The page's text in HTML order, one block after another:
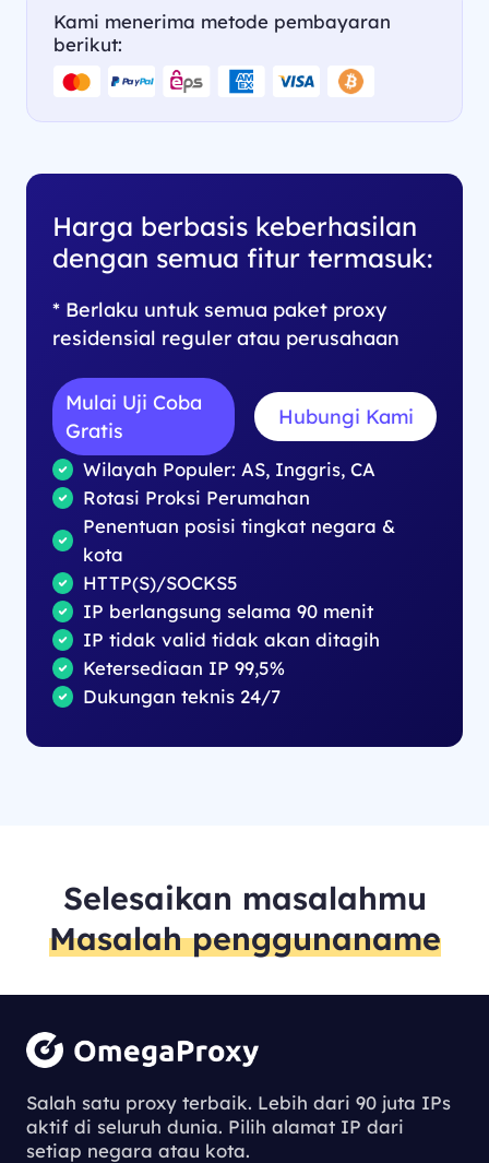
Kami menerima metode pembayaran
berikut:
Harga berbasis keberhasilan
dengan semua fitur termasuk:
* Berlaku untuk semua paket proxy
residensial reguler atau perusahaan
Mulai Uji Coba
Gratis
Hubungi Kami
Wilayah Populer: AS, Inggris, CA
Rotasi Proksi Perumahan
Penentuan posisi tingkat negara &
kota
HTTP(S)/SOCKS5
IP berlangsung selama 90 menit
IP tidak valid tidak akan ditagih
Ketersediaan IP 99,5%
Dukungan teknis 24/7
Selesaikan masalahmu
Masalah penggunaname
Salah satu proxy terbaik. Lebih dari 90 juta IPs
aktif di seluruh dunia. Pilih alamat IP dari
setiap negara atau kota.